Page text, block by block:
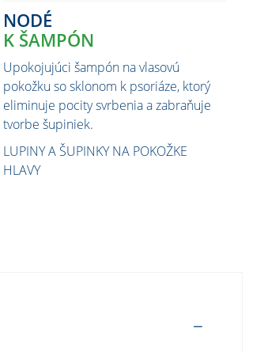
NODÉ
K ŠAMPÓN
Upokojujúci šampón na vlasovú
pokožku so sklonom k psoriáze, ktorý
eliminuje pocity svrbenia a zabraňuje
tvorbe šupiniek.
LUPINY A ŠUPINKY NA POKOŽKE
HLAVY